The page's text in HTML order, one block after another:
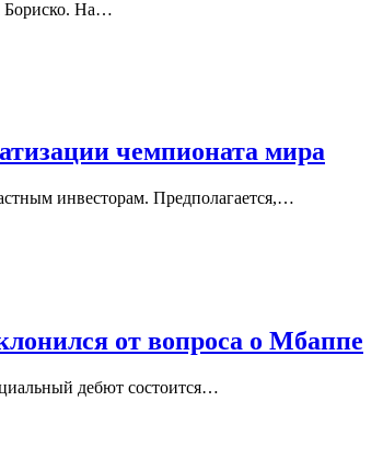
Бориско. На…
чемпионата мира
инвесторам. Предполагается,…
от вопроса о Мбаппе
дебют состоится…